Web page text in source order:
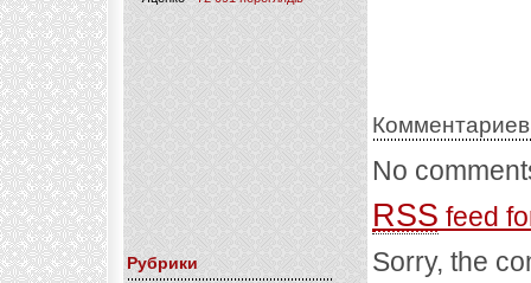
Рубрики
No
RSS feed
Sorry, the